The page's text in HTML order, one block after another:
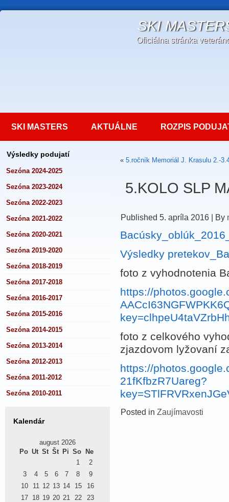
SKI
Oficiálna stránka
SKI MASTERS AKTUÁLNE ROZPIS
Výsledky podujatí
Sezóna 2024-2025
Sezóna 2023-2024
Sezóna 2022-2023
Sezóna 2021-2022
Sezóna 2020-2021
Sezóna 2019-2020
Sezóna 2018-2019
Sezóna 2017-2018
Sezóna 2016-2017
Sezóna 2015-2016
Sezóna 2014-2015
Sezóna 2013-2014
Sezóna 2012-2013
Sezóna 2011-2012
Sezóna 2010-2011
Kalendár
august 2026
Po Ut St Št Pi So
Ne
1
2
3
4 5 6 7 8
9
10
11 12 13 14 15
16
17 18 19 20 21 22
23
« 5.ročník Memoriál J. Krasulu 2.-
5.KOLO SLP
Published 5. apríla 2016 | By
Výsledky
foto z vyhodnotenia
https://
foto z celkového
zjazdovom lyžovaní
https://
21fKfbzR7Uareg?
Posted in Zaujímavosti